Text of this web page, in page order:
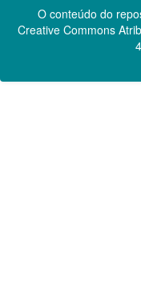
O conteúdo do
Creative Commons